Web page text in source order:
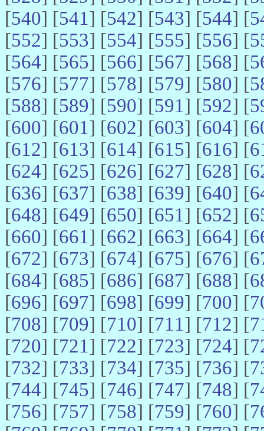
[540] [541] [542] [543] [544] [
[552] [553] [554] [555] [556] [
[564] [565] [566] [567] [568] [
[576] [577] [578] [579] [580] [
[588] [589] [590] [591] [592] [
[600] [601] [602] [603] [604] [
[612] [613] [614] [615] [616] [
[624] [625] [626] [627] [628] [
[636] [637] [638] [639] [640] [
[648] [649] [650] [651] [652] [
[660] [661] [662] [663] [664] [
[672] [673] [674] [675] [676] [
[684] [685] [686] [687] [688] [
[696] [697] [698] [699] [700] [
[708] [709] [710] [711] [712] [
[720] [721] [722] [723] [724] [
[732] [733] [734] [735] [736] [
[744] [745] [746] [747] [748] [
[756] [757] [758] [759] [760] [